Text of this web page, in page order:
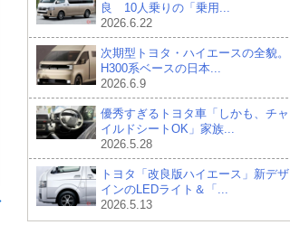
良 10人乗りの「乗用...
2026.6.22
次期型トヨタ・ハイエースの全貌。
H300系ベースの日本...
2026.6.9
優秀すぎるトヨタ車「しかも、チャ
イルドシートOK」家族...
2026.5.28
トヨタ「改良版ハイエース」新デザ
インのLEDライト＆「...
2026.5.13